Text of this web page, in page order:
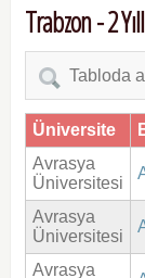
Trabzon - 2
Üniversite
Avrasya
Üniversitesi
Avrasya
Üniversitesi
Avrasya